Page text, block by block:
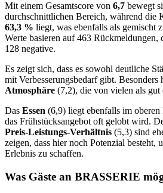
Mit einem Gesamtscore von 6,7 bewegt
durchschnittlichen Bereich, während die
63,3 % liegt, was ebenfalls als gemischt
Werte basieren auf 463 Rückmeldungen,
128 negative.
Es zeigt sich, dass es sowohl deutliche
mit Verbesserungsbedarf gibt. Besonders
Atmosphäre (7,2), die von vielen als
Das Essen (6,9) liegt ebenfalls im
das Frühstücksangebot oft gelobt wird.
Preis-Leistungs-Verhältnis (5,3) sind
zeigen, dass hier noch Potenzial besteht,
Erlebnis zu schaffen.
Was Gäste an BRASSERIE